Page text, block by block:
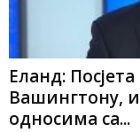
Еланд:
Вашингтону,
односима са...